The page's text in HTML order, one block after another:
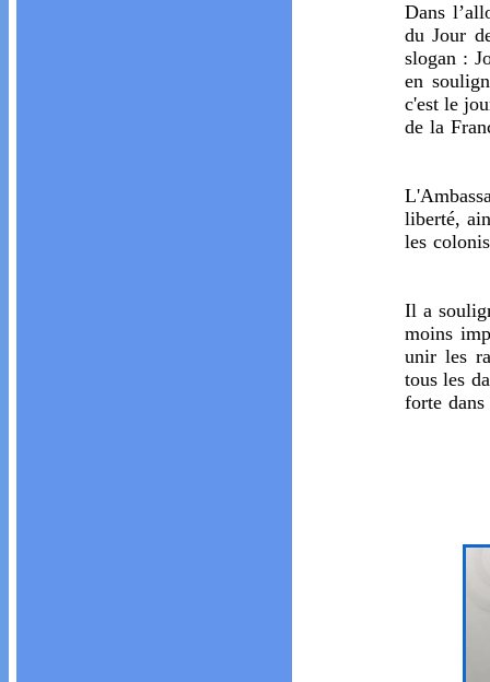
Dans
du Jour
slogan :
en
c'est le
de la
liberté,
les
Il a
moins
unir les
tous les
forte